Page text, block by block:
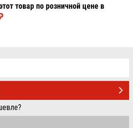
товар по розничной цене в
УБ.